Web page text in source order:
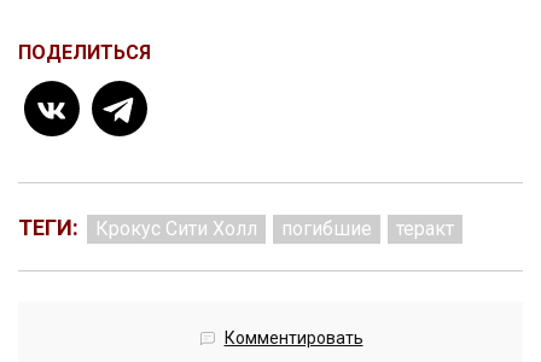
ПОДЕЛИТЬСЯ
ТЕГИ: Крокус Сити Холл погибшие теракт
Комментировать